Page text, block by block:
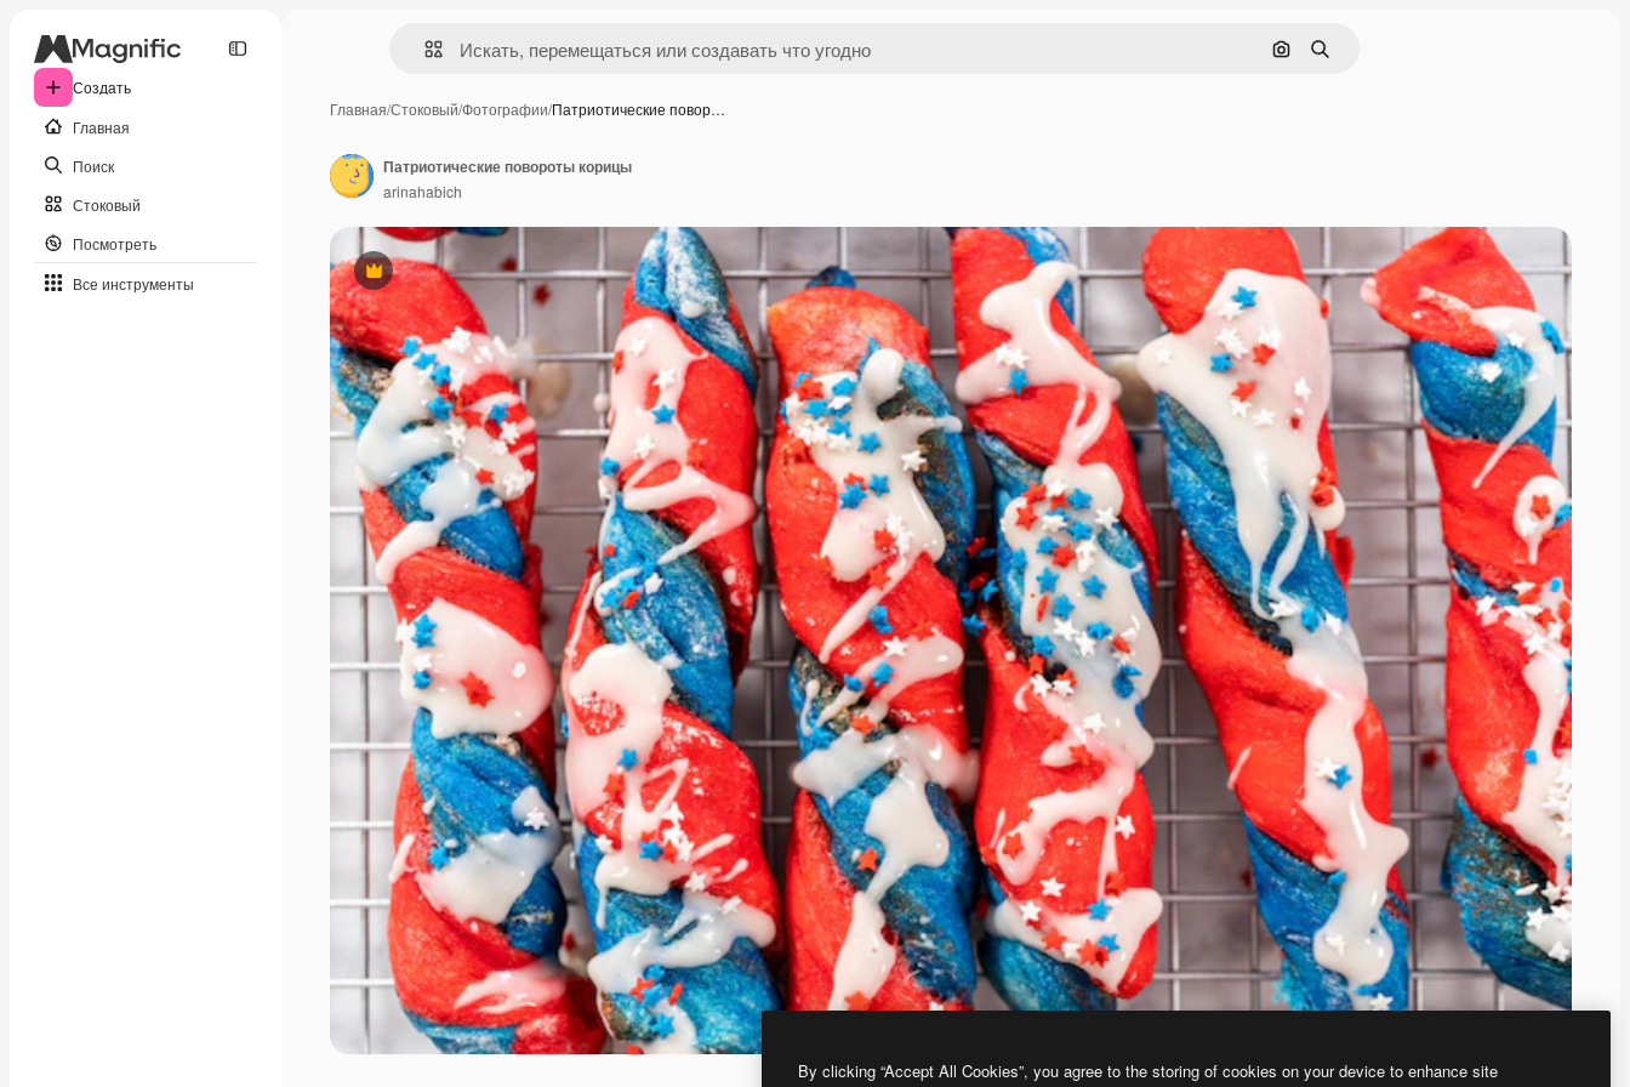
Создать
Главная
Поиск
Стоковый
Посмотреть
Все инструменты
Поиск по изображению
Поиск
Главная/Стоковый/Фотографии/Патриотические повор…
Премиум
Патриотические повороты корицы
arinahabich
By clicking “Accept All Cookies”, you agree to the storing of cookies on your device to enhance site